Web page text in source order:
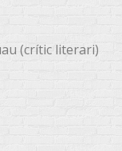
(crític literari)